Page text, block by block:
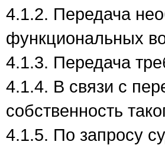
4.1.2. Передача
функциональных
4.1.3. Передача
4.1.4. В связи с
собственность
4.1.5. По запросу